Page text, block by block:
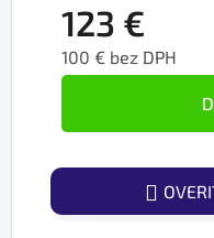
123 €
100 € bez DPH